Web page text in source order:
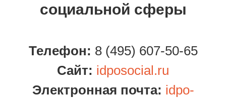
социальной сферы
Телефон: 8 (495) 607-50-65
Сайт: idposocial.ru
Электронная почта: idpo-